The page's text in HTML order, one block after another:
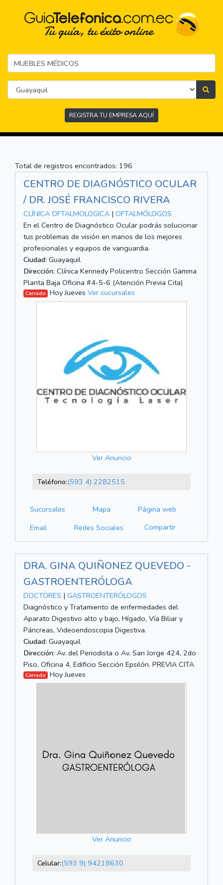
REGISTRA TU EMPRESA AQUÍ
Total de registros encontrados: 196
CENTRO DE DIAGNÓSTICO OCULAR
/ DR. JOSÉ FRANCISCO RIVERA
CLÍNICA OFTALMOLOGICA | OFTALMÓLOGOS
En el Centro de Diagnóstico Ocular podrás solucionar
tus problemas de visión en manos de los mejores
profesionales y equipos de vanguardia.
Ciudad: Guayaquil
Dirección: Clínica Kennedy Policentro Sección Gamma
Planta Baja Oficina #4-5-6 (Atención Previa Cita)
Cerrado Hoy Jueves Ver sucursales
Ver Anuncio
Teléfono:(593 4) 2282515
Sucursales Mapa
Página web
Email
Redes Sociales Compartir
DRA. GINA QUIÑONEZ QUEVEDO -
GASTROENTERÓLOGA
DOCTORES | GASTROENTERÓLOGOS
Diagnóstico y Tratamiento de enfermedades del
Aparato Digestivo alto y bajo, Hígado, Vía Biliar y
Páncreas, Videoendoscopia Digestiva.
Ciudad: Guayaquil
Dirección: Av. del Periodista o Av. San Jorge 424, 2do
Piso, Oficina 4, Edificio Sección Epsilón. PREVIA CITA
Cerrado Hoy Jueves
Ver Anuncio
Celular:(593 9) 94218630